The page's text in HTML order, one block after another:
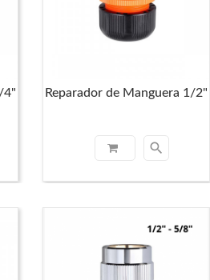
4" Reparador de Manguera 1/2"
search